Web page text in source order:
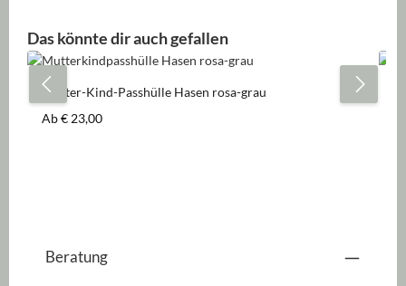
Produktgalerie überspringen
Das könnte dir auch gefallen
Mutter-Kind-Passhülle Hasen rosa-grau
Regulärer Preis:
Ab€ 23,00
Beratung